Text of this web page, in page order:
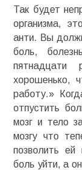
Так будет
организма,
анти. Вы
боль,
хорошенько,
работу.»
отпустить
мозг и тело
мозгу что
позволить ей
боль уйти, а